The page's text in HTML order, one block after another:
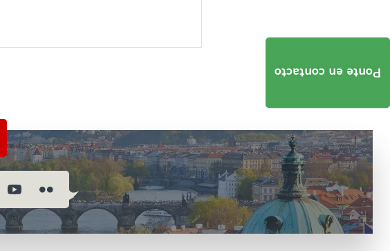
Ponte en contacto